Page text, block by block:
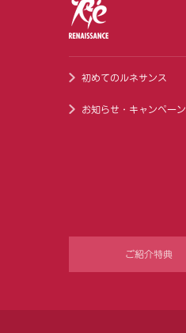
初めてのルネサンス
お知らせ・キャンペーン
ご紹介特典